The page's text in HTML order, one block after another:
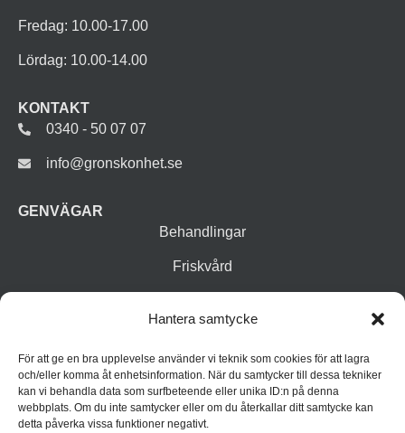
Hantera samtycke
För att ge en bra upplevelse använder vi teknik som cookies för att lagra
och/eller komma åt enhetsinformation. När du samtycker till dessa tekniker
kan vi behandla data som surfbeteende eller unika ID:n på denna
webbplats. Om du inte samtycker eller om du återkallar ditt samtycke kan
detta påverka vissa funktioner negativt.
Fredag: 10.00-17.00
Lördag: 10.00-14.00
KONTAKT
0340 - 50 07 07
info@gronskonhet.se
GENVÄGAR
Behandlingar
Friskvård
Inspiration